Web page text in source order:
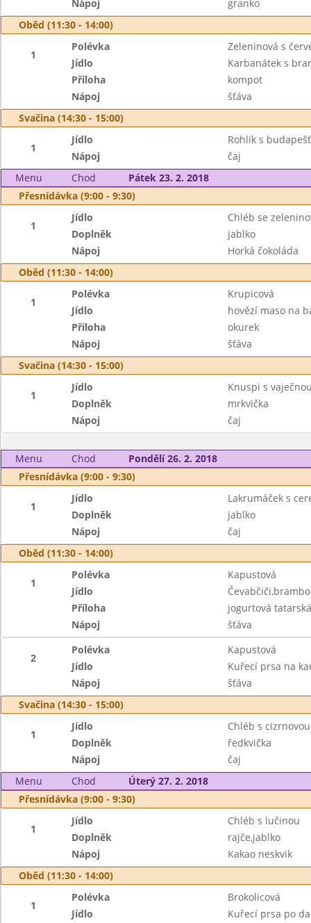
Nápoj
granko
Oběd (11:30 - 14:00)
1
Polévka
Zeleninová s
Jídlo
Karbanátek s
Příloha
kompot
Nápoj
šťáva
Svačina (14:30 - 15:00)
1
Jídlo
Rohlík s
Nápoj
čaj
Menu
Chod
Pátek 23. 2. 2018
Přesnídávka (9:00 - 9:30)
1
Jídlo
Chléb se
Doplněk
jablko
Nápoj
Horká čokoláda
Oběd (11:30 - 14:00)
1
Polévka
Krupicová
Jídlo
hovězí maso na
Příloha
okurek
Nápoj
šťáva
Svačina (14:30 - 15:00)
1
Jídlo
Knuspi s
Doplněk
mrkvička
Nápoj
čaj
Menu Chod
Pondělí 26. 2. 2018
Přesnídávka (9:00 - 9:30)
1
Jídlo
Lakrumáček s
Doplněk
jablko
Nápoj
čaj
Oběd (11:30 - 14:00)
1
Polévka
Kapustová
Jídlo
Příloha
jogurtová
Nápoj
šťáva
2
Polévka
Kapustová
Jídlo
Kuřecí prsa na
Nápoj
šťáva
Svačina (14:30 - 15:00)
1
Jídlo
Chléb s
Doplněk
ředkvička
Nápoj
čaj
Menu
Chod
Úterý 27. 2. 2018
Přesnídávka (9:00 - 9:30)
1
Jídlo
Chléb s lučinou
Doplněk
rajče,jablko
Nápoj
Kakao neskvik
Oběd (11:30 - 14:00)
1
Polévka
Brokolicová
Jídlo
Kuřecí prsa po